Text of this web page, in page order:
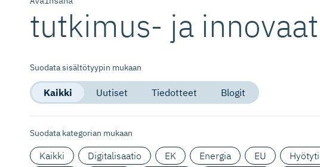
tutkimus- ja
Suodata sisältötyypin mukaan
Kaikki Uutiset Tiedotteet Blogit
Suodata kategorian mukaan
Kaikki Digitalisaatio EK Energia EU